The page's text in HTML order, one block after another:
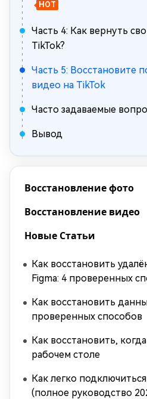
HOT
Часть 4: Как вернуть
TikTok?
Часть 5: Восстановите
видео на TikTok
Часто задаваемые
Вывод
Восстановление фото
Восстановление видео
Новые Статьи
Как восстановить
Figma: 4 проверенных
Как восстановить
проверенных способов
Как восстановить,
рабочем столе
Как легко
(полное руководство